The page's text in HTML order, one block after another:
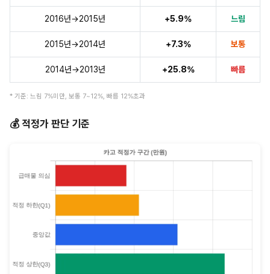
2016년→2015년 +5.9% 느림
2015년→2014년 +7.3% 보통
2014년→2013년 +25.8% 빠름
* 기준: 느림 7%미만, 보통 7~12%, 빠름 12%초과
💰 적정가 판단 기준